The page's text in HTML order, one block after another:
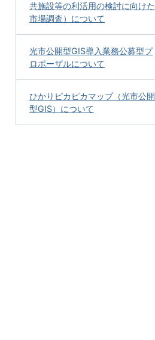
共施設等の利活用の検討に向けた
市場調査）について
光市公開型GIS導入業務公募型プ
ロポーザルについて
ひかりピカピカマップ（光市公開
型GIS）について